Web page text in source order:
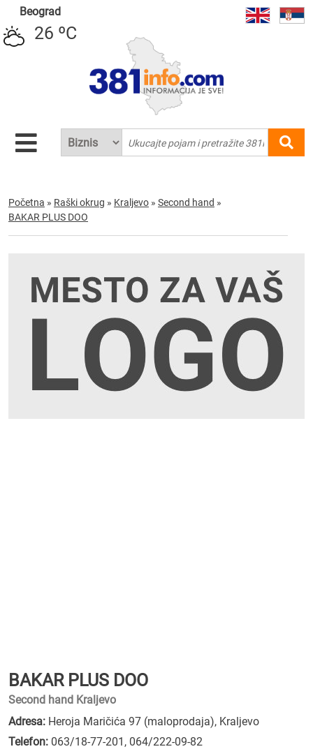
Beograd
26 ºC
Početna » Raški okrug » Kraljevo » Second hand »
BAKAR PLUS DOO
BAKAR PLUS DOO
Second hand Kraljevo
Adresa: Heroja Maričića 97 (maloprodaja), Kraljevo
Telefon: 063/18-77-201 , 064/222-09-82